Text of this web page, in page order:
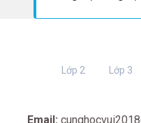
Lớp 2 Lớp 3
Email: